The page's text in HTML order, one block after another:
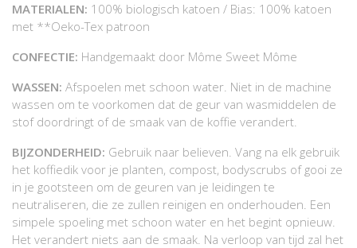
MATERIALEN: 100% biologisch katoen / Bias: 100% katoen
met **Oeko-Tex patroon
CONFECTIE: Handgemaakt door Môme Sweet Môme
WASSEN: Afspoelen met schoon water. Niet in de machine
wassen om te voorkomen dat de geur van wasmiddelen de
stof doordringt of de smaak van de koffie verandert.
BIJZONDERHEID: Gebruik naar believen. Vang na elk gebruik
het koffiedik voor je planten, compost, bodyscrubs of gooi ze
in je gootsteen om de geuren van je leidingen te
neutraliseren, die ze zullen reinigen en onderhouden. Een
simpele spoeling met schoon water en het begint opnieuw.
Het verandert niets aan de smaak. Na verloop van tijd zal het